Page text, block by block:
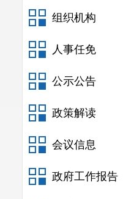
组织机构
人事任免
公示公告
政策解读
会议信息
政府工作报告